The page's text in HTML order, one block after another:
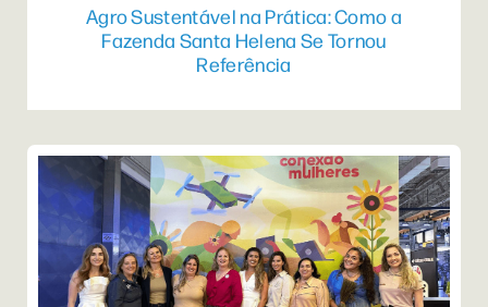
Agro Sustentável na Prática: Como a
Fazenda Santa Helena Se Tornou
Referência